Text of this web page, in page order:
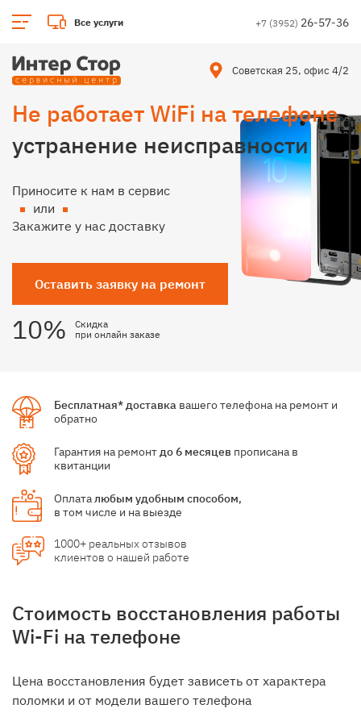
Все услуги +7 (3952) 26-57-36
Советская 25, офис 4/2
Не работает WiFi на телефоне
устранение неисправности
Приносите к нам в сервис
или
Закажите у нас доставку
Оставить заявку на ремонт
10%
Скидка
при онлайн заказе
Бесплатная* доставка вашего телефона на ремонт и
обратно
Гарантия на ремонтдо 6 месяцев прописана в
квитанции
Оплаталюбым удобным способом,
в том числе и на выезде
1000+ реальных отзывов
клиентов о нашей работе
Стоимость восстановления работы
Wi-Fi на телефоне
Цена восстановления будет зависеть от характера
поломки и от модели вашего телефона